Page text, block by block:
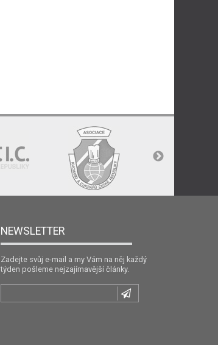
NEWSLETTER
Zadejte svůj e-mail a my Vám na něj každý
týden pošleme nejzajímavější články.